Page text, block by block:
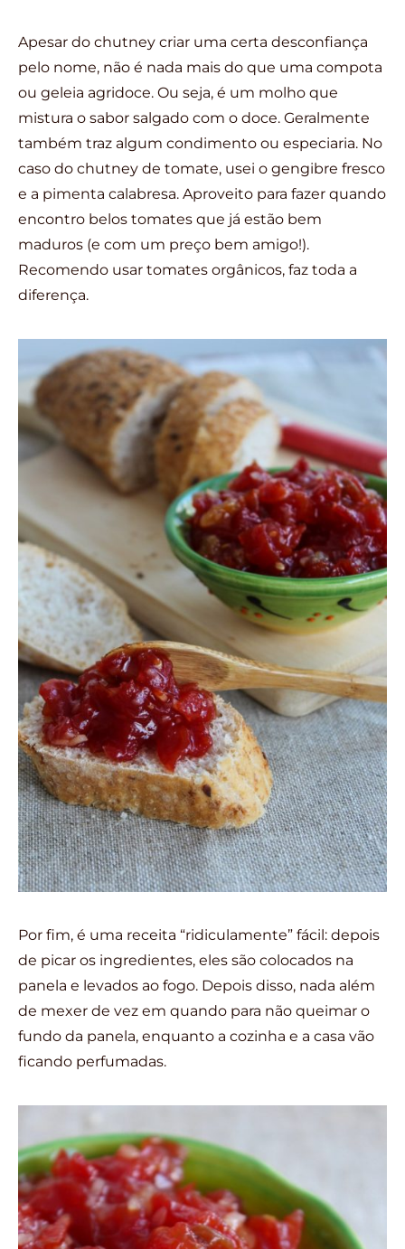
Apesar do chutney criar uma certa desconfiança
pelo nome, não é nada mais do que uma compota
ou geleia agridoce. Ou seja, é um molho que
mistura o sabor salgado com o doce. Geralmente
também traz algum condimento ou especiaria. No
caso do chutney de tomate, usei o gengibre fresco
e a pimenta calabresa. Aproveito para fazer quando
encontro belos tomates que já estão bem
maduros (e com um preço bem amigo!).
Recomendo usar tomates orgânicos, faz toda a
diferença.
Por fim, é uma receita “ridiculamente” fácil: depois
de picar os ingredientes, eles são colocados na
panela e levados ao fogo. Depois disso, nada além
de mexer de vez em quando para não queimar o
fundo da panela, enquanto a cozinha e a casa vão
ficando perfumadas.